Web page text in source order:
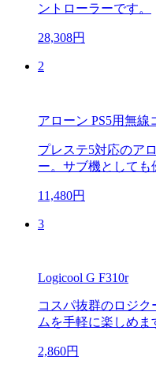
ントローラーです。
28,308円
2
アローン PS5用無線
プレステ5対応のア
ー。サブ機としても
11,480円
3
Logicool G F310r
コスパ抜群のロジ
ムを手軽に楽しめま
2,860円